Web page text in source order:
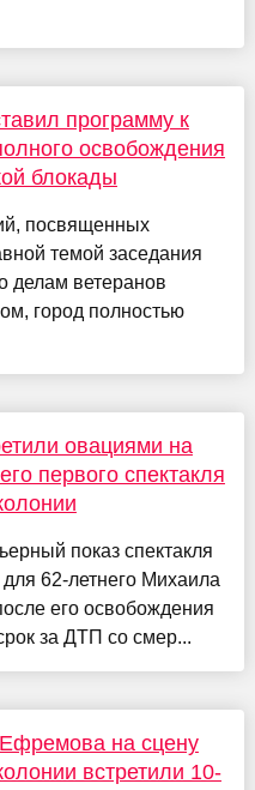
программу к
освобождения
блокады
посвященных
темой заседания
делам ветеранов
город полностью
овациями на
первого спектакля
показ спектакля
62-летнего Михаила
его освобождения
за ДТП со смер...
на сцену
встретили 10-